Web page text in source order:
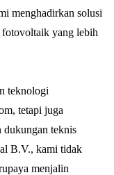
menghadirkan solusi
yang lebih
teknologi
tetapi juga
dukungan teknis
B.V., kami tidak
menjalin